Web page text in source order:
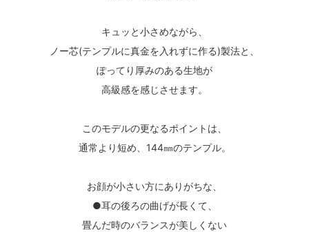
キュッと小さめながら、
ノー芯(テンプルに真金を入れずに作る)製法と、
ぽってり厚みのある生地が
高級感を感じさせます。
このモデルの更なるポイントは、
通常より短め、144㎜のテンプル。
お顔が小さい方にありがちな、
●耳の後ろの曲げが長くて、
畳んだ時のバランスが美しくない